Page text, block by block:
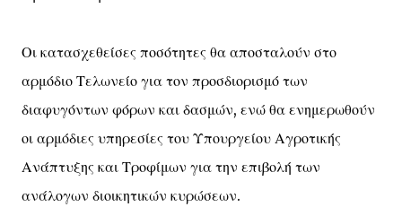
Οι κατασχεθείσες ποσότητες θα αποσταλούν στο
αρμόδιο Τελωνείο για τον προσδιορισμό των
διαφυγόντων φόρων και δασμών, ενώ θα ενημερωθούν
οι αρμόδιες υπηρεσίες του Υπουργείου Αγροτικής
Ανάπτυξης και Τροφίμων για την επιβολή των
ανάλογων διοικητικών κυρώσεων.